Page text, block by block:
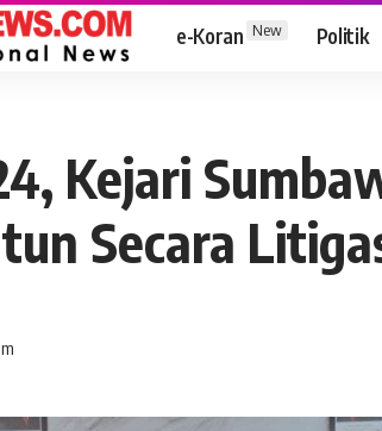
e-Koran New Politik
Kejari
Secara